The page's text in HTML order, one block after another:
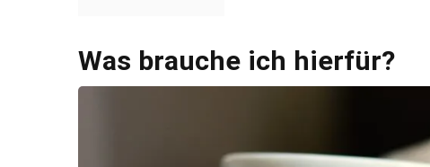
Was brauche ich hierfür?